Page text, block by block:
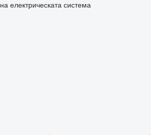
електрическата система